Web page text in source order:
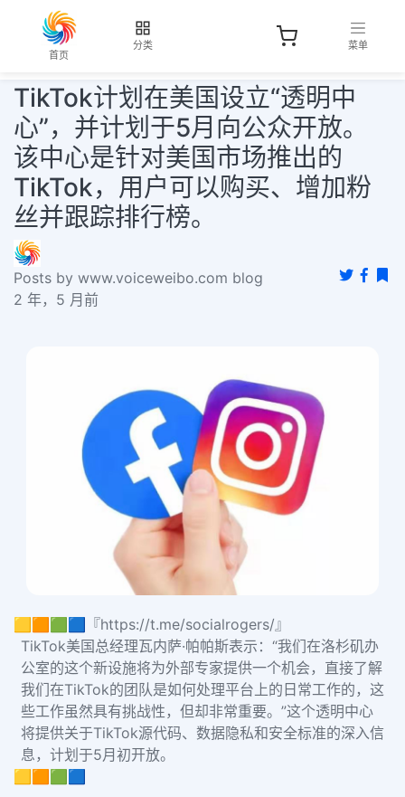
首页
分类 菜单
TikTok计划在美国设立“透明中
心”，并计划于5月向公众开放。
该中心是针对美国市场推出的
TikTok，用户可以购买、增加粉
丝并跟踪排行榜。
Posts by www.voiceweibo.com blog
2 年，5 月前
🟨🟧🟩🟦『https://t.me/socialrogers/』
TikTok美国总经理瓦内萨·帕帕斯表示：“我们在洛杉矶办
公室的这个新设施将为外部专家提供一个机会，直接了解
我们在TikTok的团队是如何处理平台上的日常工作的，这
些工作虽然具有挑战性，但却非常重要。”这个透明中心
将提供关于TikTok源代码、数据隐私和安全标准的深入信
息，计划于5月初开放。
🟨🟧🟩🟦